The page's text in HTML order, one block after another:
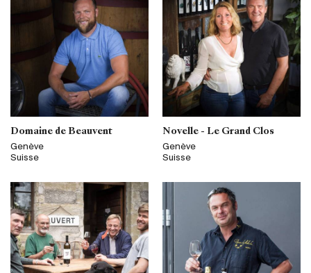
Domaine de Beauvent
Genève
Suisse
Novelle - Le Grand Clos
Genève
Suisse